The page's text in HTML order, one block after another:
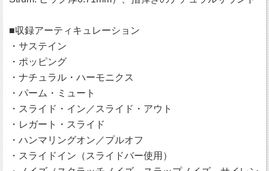
■収録アーティキュレーション
・サステイン
・ポッピング
・ナチュラル・ハーモニクス
・パーム・ミュート
・スライド・イン／スライド・アウト
・レガート・スライド
・ハンマリングオン／プルオフ
・スライドイン（スライドバー使用）